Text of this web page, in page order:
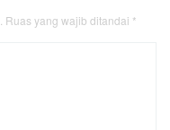
Ruas yang wajib ditandai *